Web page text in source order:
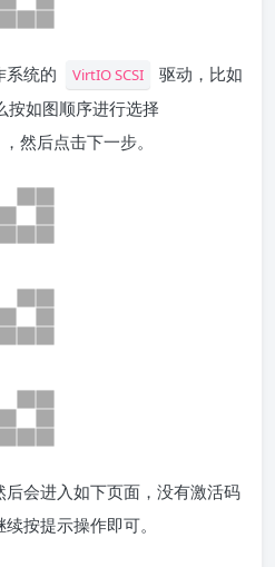
系统的 VirtIO SCSI
驱动，比如
如图顺序进行选择
，然后点击下一步。
会进入如下页面，没有激活码
按提示操作即可。